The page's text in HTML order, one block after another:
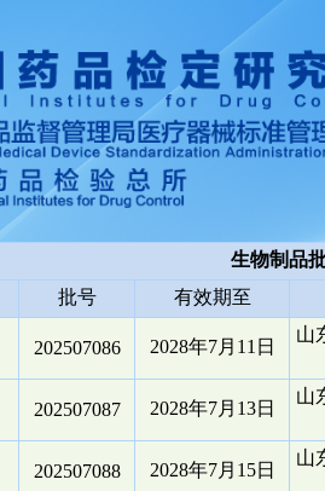
生物制品
批号 有效期至
202507086 2028年7月11日
山
202507087 2028年7月13日
山
202507088 2028年7月15日
山